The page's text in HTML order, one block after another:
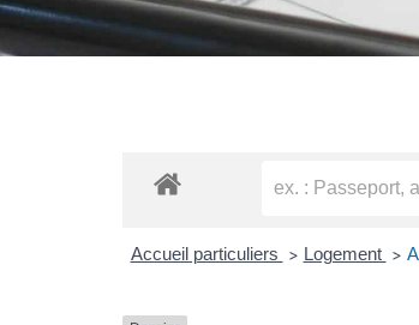
Accueil particuliers > Logement >